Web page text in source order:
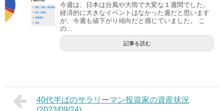
今週は、日本は台風や大雨で大変な１週間でした。
経済的に大きなイベントはなかった週だと思います
が、今週も値下がり傾向だと感じていました。 こ
の...
記事を読む
40代半ばのサラリーマン投資家の資産状況